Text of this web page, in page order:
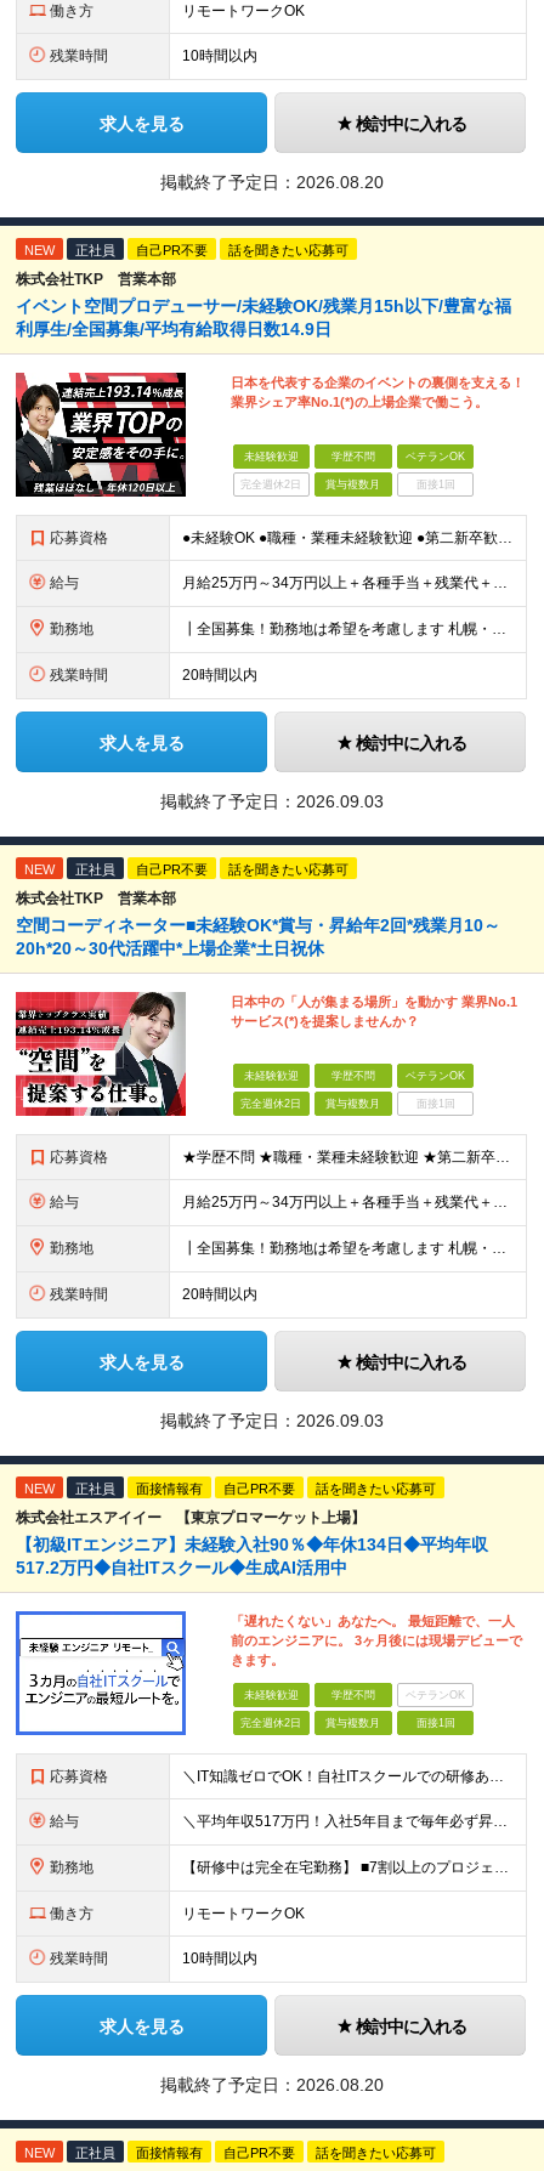
働き方 リモートワークOK
残業時間 10時間以内
求人を見る 検討中に入れる
掲載終了予定日： 2026.08.20
NEW 正社員 自己PR不要 話を聞きたい応募可
株式会社TKP 営業本部
イベント空間プロデューサー/未経験OK/残業月15h以下/豊富な福
利厚生/全国募集/平均有給取得日数14.9日
日本を代表する企業のイベントの裏側を支える！
業界シェア率No.1(*)の上場企業で働こう。
未経験歓迎 学歴不問 ベテランOK
完全週休2日 賞与複数月 面接1回
応募資格 ●未経験OK ●職種・業種未経験歓迎 ●第二新卒歓迎 ●学歴不問 ＜こんな方におすすめ！＞ ◎ホテル・アパレル・携帯販売など接客経験を活かしたい ◎「今の会社、この先が見えない」と感じている ◎上場
給与 月給25万円～34万円以上＋各種手当＋残業代＋賞与年2回（昨年度2～4ヶ月分） 初年度想定年収：350万円～ ＜クラス・経験別の月給目安＞ ■メンバークラス：月給25万円以上 ■店長やSVなどのマネ
勤務地 ┃全国募集！勤務地は希望を考慮します 札幌・仙台・東京・横浜・静岡・名古屋・大阪・京都・広島・福岡 募集 ※上記のほか、全国に拠点あり ※キャリアアップやキャリアシフトに伴う転勤も一部ありますが、基
残業時間 20時間以内
求人を見る 検討中に入れる
掲載終了予定日： 2026.09.03
NEW 正社員 自己PR不要 話を聞きたい応募可
株式会社TKP 営業本部
空間コーディネーター■未経験OK*賞与・昇給年2回*残業月10～
20h*20～30代活躍中*上場企業*土日祝休
日本中の「人が集まる場所」を動かす 業界No.1
サービス(*)を提案しませんか？
未経験歓迎 学歴不問 ベテランOK
完全週休2日 賞与複数月 面接1回
応募資格 ★学歴不問 ★職種・業種未経験歓迎 ★第二新卒歓迎 ＜こんな方にオススメ＞ ◎一つの商材ではなく、幅広い提案で勝負したい ◎成長企業でスケールの大きい仕事に挑戦したい ◎実力を評価されたい＆腰を据え
給与 月給25万円～34万円以上＋各種手当＋残業代＋賞与年2回 初年度想定年収：348万円～ ※経験・能力を考慮のうえ優遇します。 ※上記にはエリア給（10,000円～15,000円）、見込み残業代（20
勤務地 ┃全国募集！勤務地は希望を考慮します 札幌・仙台・東京・横浜・金沢・名古屋・大阪・京都・広島・福岡 募集 ※上記のほか、全国に拠点あり ※キャリアアップやキャリアシフトに伴う転勤も一部ありますが、基
残業時間 20時間以内
求人を見る 検討中に入れる
掲載終了予定日： 2026.09.03
NEW 正社員 面接情報有 自己PR不要 話を聞きたい応募可
株式会社エスアイイー 【東京プロマーケット上場】
【初級ITエンジニア】未経験入社90％◆年休134日◆平均年収
517.2万円◆自社ITスクール◆生成AI活用中
「遅れたくない」あなたへ。 最短距離で、一人
前のエンジニアに。 3ヶ月後には現場デビューで
きます。
未経験歓迎 学歴不問 ベテランOK
完全週休2日 賞与複数月 面接1回
応募資格 ＼IT知識ゼロでOK！自社ITスクールでの研修あり／ ■完全未経験OK(文系出身70％) ■第二新卒歓迎 ■学歴不問 └社会人未経験の方も歓迎します！ 5名以上の採用を予定しているので、同期と入社も
給与 ＼平均年収517万円！入社5年目まで毎年必ず昇給／ ■賞与年3回 ■年収800万円以上も可 ■入社3年以上の平均年収469.2万円 月給23万2000円以上＋賞与年3回＋各種手当 ☆入社5年目まで最
勤務地 【研修中は完全在宅勤務】 ■7割以上のプロジェクトでリモートワークを導入 ■フルリモートもあり ■一都三県のプロジェクト先 ■転居を伴う転勤なし ＜プロジェクト先＞ 東京・神奈川・千葉・埼玉でのプロ
働き方 リモートワークOK
残業時間 10時間以内
求人を見る 検討中に入れる
掲載終了予定日： 2026.08.20
NEW 正社員 面接情報有 自己PR不要 話を聞きたい応募可